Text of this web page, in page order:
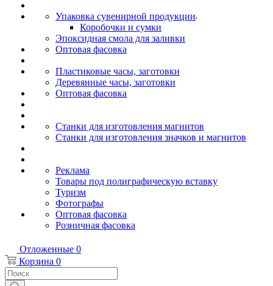
Упаковка сувенирной продукции
Коробочки и сумки
Эпоксидная смола для заливки
Оптовая фасовка
Пластиковые часы, заготовки
Деревянные часы, заготовки
Оптовая фасовка
Станки для изготовления магнитов
Станки для изготовления значков и магнитов
Реклама
Товары под полиграфическую вставку
Туризм
Фотографы
Оптовая фасовка
Розничная фасовка
Отложенные 0
Корзина 0